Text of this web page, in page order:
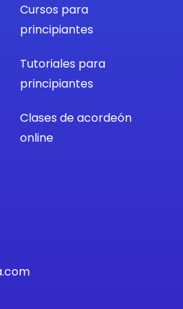
Cursos para
principiantes
Tutoriales para
principiantes
Clases de acordeón
online